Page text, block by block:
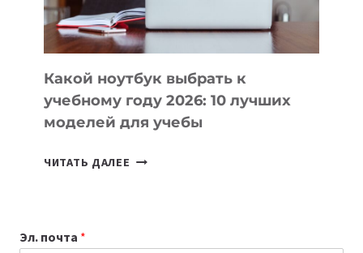
БЕЗ
СЛОЖНОГО
КОДА
Какой ноутбук выбрать к
учебному году 2026: 10 лучших
моделей для учебы
ЧИТАТЬ ДАЛЕЕ КАКОЙ
Эл. почта *